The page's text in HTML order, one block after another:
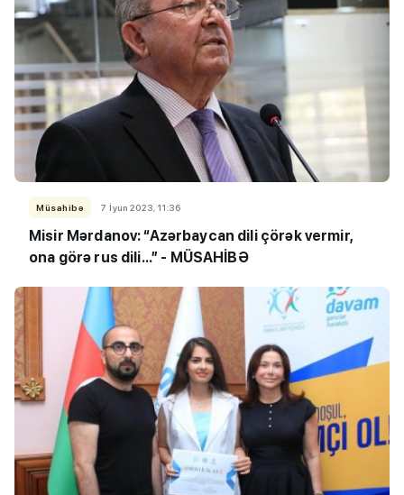
Müsahibə 7 İyun 2023, 11:36
Misir Mərdanov: “Azərbaycan dili çörək vermir,
ona görə rus dili...” - MÜSAHİBƏ